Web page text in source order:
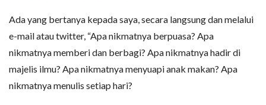
Ada yang bertanya kepada saya, secara langsung dan melalui
e-mail atau twitter, “Apa nikmatnya berpuasa? Apa
nikmatnya memberi dan berbagi? Apa nikmatnya hadir di
majelis ilmu? Apa nikmatnya menyuapi anak makan? Apa
nikmatnya menulis setiap hari?